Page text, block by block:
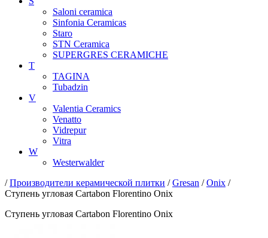
Saloni ceramica
Sinfonia Ceramicas
Staro
STN Ceramica
SUPERGRES CERAMICHE
T
TAGINA
Tubadzin
V
Valentia Ceramics
Venatto
Vidrepur
Vitra
W
Westerwalder
/Производители керамической плитки /Gresan /Onix /
Ступень угловая Cartabon Florentino Onix
Ступень угловая Cartabon Florentino Onix